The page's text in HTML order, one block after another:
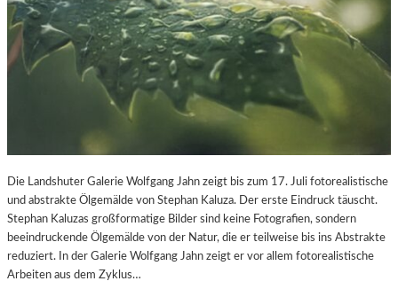
Die Landshuter Galerie Wolfgang Jahn zeigt bis zum 17. Juli fotorealistische
und abstrakte Ölgemälde von Stephan Kaluza. Der erste Eindruck täuscht.
Stephan Kaluzas großformatige Bilder sind keine Fotografien, sondern
beeindruckende Ölgemälde von der Natur, die er teilweise bis ins Abstrakte
reduziert. In der Galerie Wolfgang Jahn zeigt er vor allem fotorealistische
Arbeiten aus dem Zyklus…